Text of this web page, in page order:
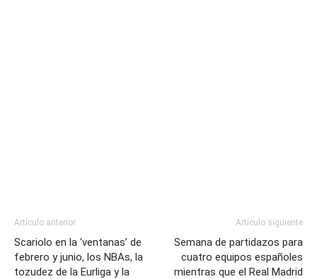
Artículo anterior
Scariolo en la ‘ventanas’ de
febrero y junio, los NBAs, la
tozudez de la Eurliga y la
Artículo siguiente
Semana de partidazos para
cuatro equipos españoles
mientras que el Real Madrid